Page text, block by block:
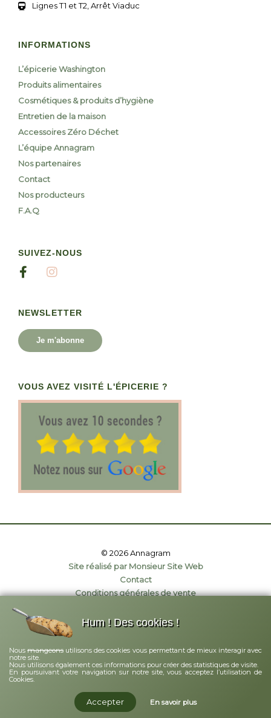
Lignes T1 et T2, Arrêt Viaduc
INFORMATIONS
L’épicerie Washington
Produits alimentaires
Cosmétiques & produits d’hygiène
Entretien de la maison
Accessoires Zéro Déchet
L’équipe Annagram
Nos partenaires
Contact
Nos producteurs
F.A.Q
SUIVEZ-NOUS
NEWSLETTER
Je m'abonne
VOUS AVEZ VISITÉ L'ÉPICERIE ?
© 2026 Annagram
Site réalisé par Monsieur Site Web
Contact
Conditions générales de vente
Mentions légales
Hum ! Des cookies !
Nousmangeons utilisons des cookies vous permettant de mieux interagir avec
notre site.
Nous utilisons également ces informations pour créer des statistiques de visite.
En poursuivant votre navigation sur notre site, vous acceptez l’utilisation de
Cookies.
Accepter En savoir plus